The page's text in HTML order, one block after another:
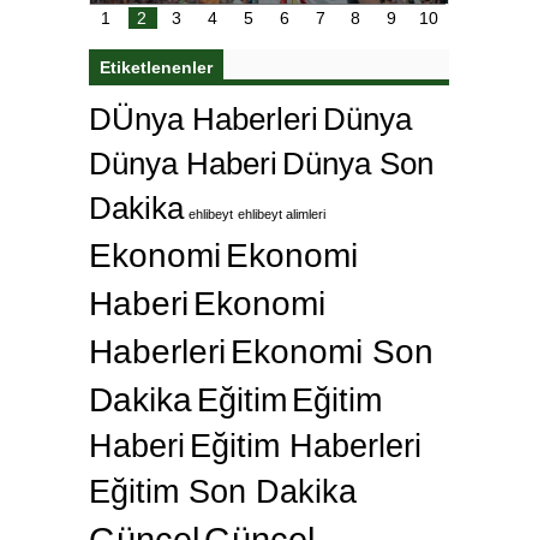
1 2 3 4 5 6 7 8 9 10
Etiketlenenler
DÜnya Haberleri Dünya
Dünya Haberi Dünya Son
Dakika ehlibeyt ehlibeyt alimleri
Ekonomi Ekonomi
Haberi Ekonomi
Haberleri Ekonomi Son
Dakika Eğitim Eğitim
Haberi Eğitim Haberleri
Eğitim Son Dakika